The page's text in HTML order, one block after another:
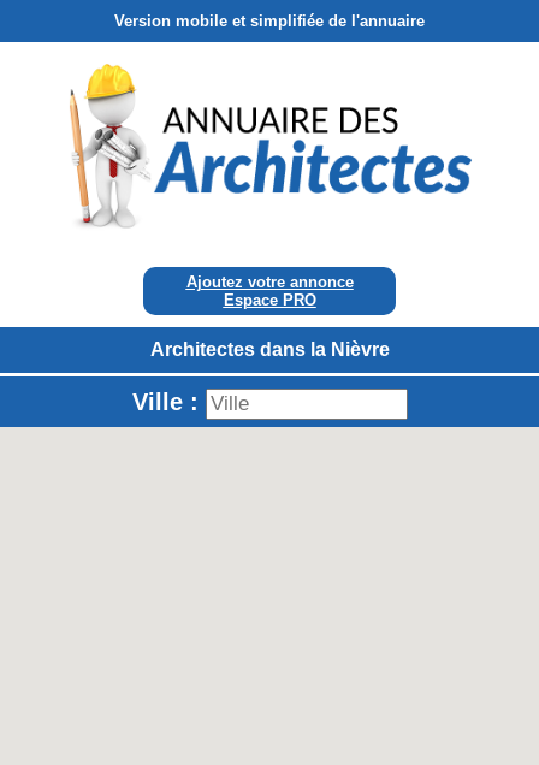
Version mobile et simplifiée de l'annuaire
Ajoutez votre annonce
Espace PRO
Architectes dans la Nièvre
Ville :